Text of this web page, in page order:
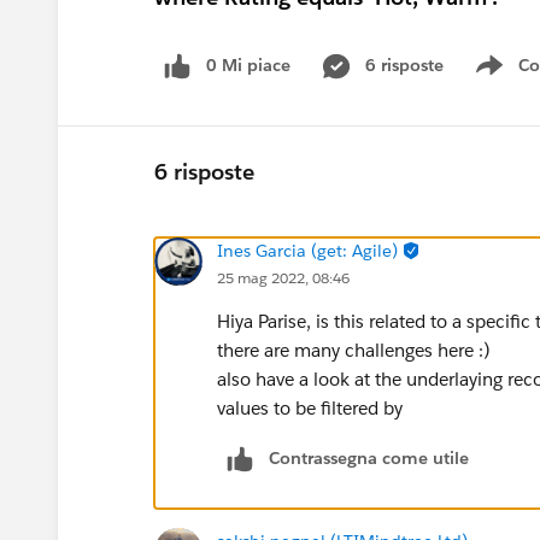
0 Mi piace 6 risposte
6 risposte
Ines Garcia (get: Agile)
25 mag 2022, 08:46
Hiya Parise, is this related to a
there are many challenges here :)
also have a look at the underlaying
values to be filtered by
Contrassegna come utile